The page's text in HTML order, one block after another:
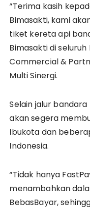
“Terima kasih
Bimasakti, kami
tiket kereta api
Bimasakti di seluruh
Commercial &
Multi Sinergi.
Selain jalur bandara
akan segera
Ibukota dan
Indonesia.
“Tidak hanya
menambahkan
BebasBayar,